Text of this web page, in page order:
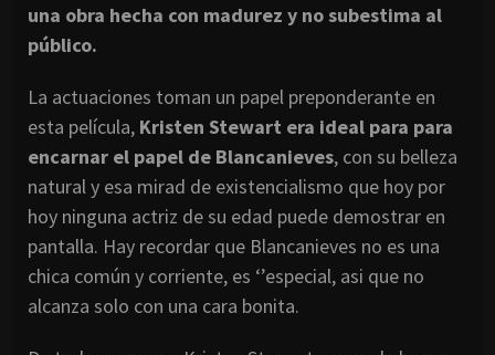
una obra hecha con madurez y no subestima al
público.
La actuaciones toman un papel preponderante en
esta película, Kristen Stewart era ideal para para
encarnar el papel de Blancanieves, con su belleza
natural y esa mirad de existencialismo que hoy por
hoy ninguna actriz de su edad puede demostrar en
pantalla. Hay recordar que Blancanieves no es una
chica común y corriente, es ‘’especial, asi que no
alcanza solo con una cara bonita.